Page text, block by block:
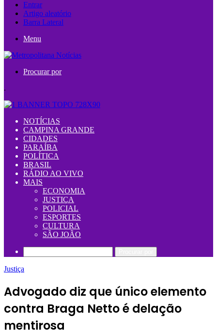
Entrar
Artigo aleatório
Barra Lateral
Menu
Procurar por
.
NOTÍCIAS
CAMPINA GRANDE
CIDADES
PARAÍBA
POLÍTICA
BRASIL
RÁDIO AO VIVO
MAIS
ECONOMIA
JUSTIÇA
POLICIAL
ESPORTES
CULTURA
SÃO JOÃO
Justiça
Advogado diz que único elemento
contra Braga Netto é delação
mentirosa